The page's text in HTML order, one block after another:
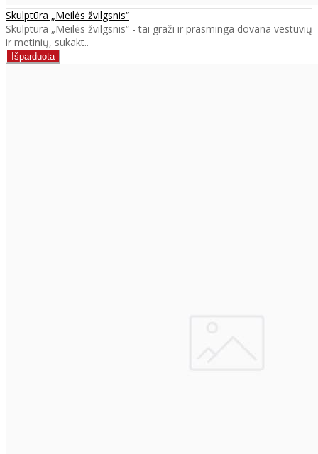
Skulptūra „Meilės žvilgsnis“
Skulptūra „Meilės žvilgsnis“ - tai graži ir prasminga dovana vestuvių
ir metinių, sukakt..